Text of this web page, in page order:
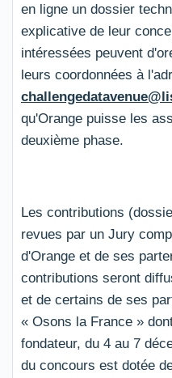
en ligne un dossier
explicative de leur
intéressées peuvent
leurs coordonnées à
qu'Orange puisse les
deuxième phase.
Les contributions
revues par un Jury
d'Orange et de ses
contributions seront
et de certains de ses
« Osons la France »
fondateur, du 4 au 7
du concours est dotée